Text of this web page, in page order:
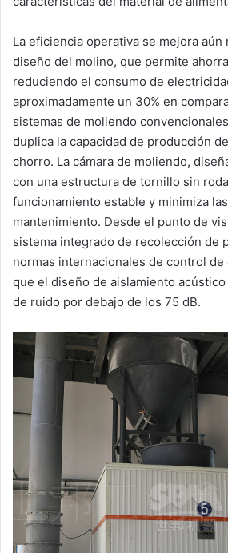
La eficiencia operativa se mejora aún
diseño del molino, que permite
reduciendo el consumo de
aproximadamente un 30% en
sistemas de moliendo
duplica la capacidad de producción
chorro. La cámara de moliendo,
con una estructura de tornillo sin
funcionamiento estable y minimiza
mantenimiento. Desde el punto de
sistema integrado de recolección de
normas internacionales de control
que el diseño de aislamiento
de ruido por debajo de los 75 dB.